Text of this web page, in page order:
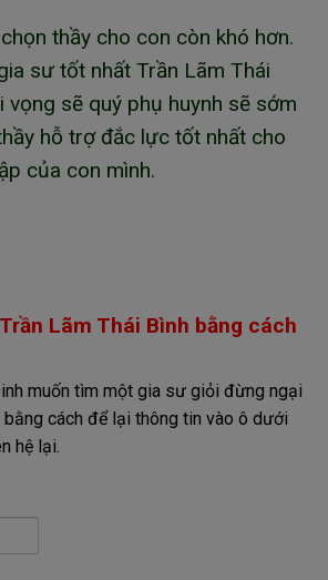
thầy cho con còn khó hơn.
sư tốt nhất Trần Lãm Thái
vọng sẽ quý phụ huynh sẽ sớm
hỗ trợ đắc lực tốt nhất cho
của con mình.
Lãm Thái Bình bằng cách
muốn tìm một gia sư giỏi đừng ngại
cách để lại thông tin vào ô dưới
hệ lại.